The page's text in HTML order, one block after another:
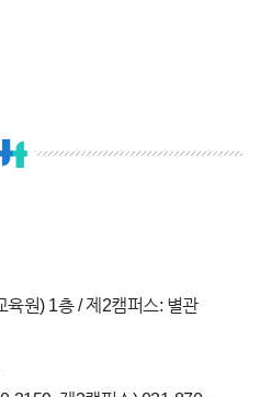
원) 1층 / 제2캠퍼스: 별관